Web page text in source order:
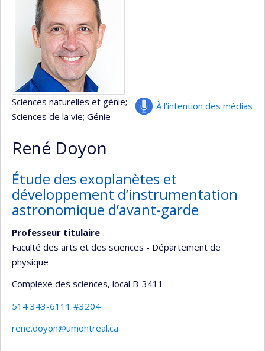
À l’intention des médias
Sciences naturelles et génie;
Sciences de la vie; Génie
René Doyon
Étude des exoplanètes et
développement d’instrumentation
astronomique d’avant-garde
Professeur titulaire
Faculté des arts et des sciences - Département de
physique
Complexe des sciences, local B-3411
514 343-6111 #3204
rene.doyon@umontreal.ca